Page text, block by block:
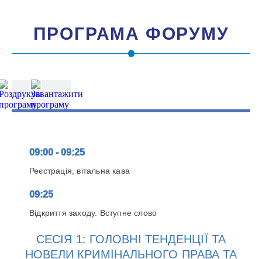
ПРОГРАМА ФОРУМУ
09:00 - 09:25
Реєстрація, вітальна кава
09:25
Відкриття заходу. Вступне слово
СЕСІЯ 1: ГОЛОВНІ ТЕНДЕНЦІЇ ТА
НОВЕЛИ КРИМІНАЛЬНОГО ПРАВА ТА